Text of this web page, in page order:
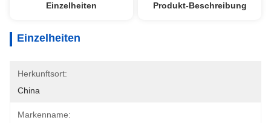
Einzelheiten Produkt-Beschreibung
Einzelheiten
Herkunftsort:
China
Markenname: